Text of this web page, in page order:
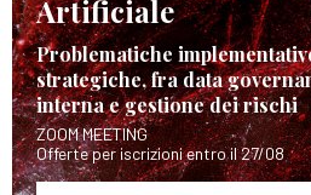
Artificiale
Problematiche
strategiche, fra data
interna e gestione dei rischi
ZOOM MEETING
Offerte per iscrizioni entro il 27/08